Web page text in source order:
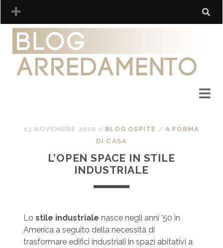
13 NOVEMBRE 2020 / BLOG OSPITE / A FORMA
DI CASA
L’OPEN SPACE IN STILE
INDUSTRIALE
Lo stile industriale nasce negli anni ’50 in
America a seguito della necessità di
trasformare edifici industriali in spazi abitativi a